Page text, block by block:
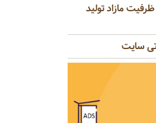
مازاد تولید
سایت